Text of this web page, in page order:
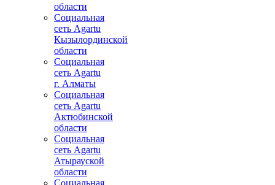
области
Социальная
сеть Agartu
Кызылординской
области
Социальная
сеть Agartu
г. Алматы
Социальная
сеть Agartu
Актюбинской
области
Социальная
сеть Agartu
Атырауской
области